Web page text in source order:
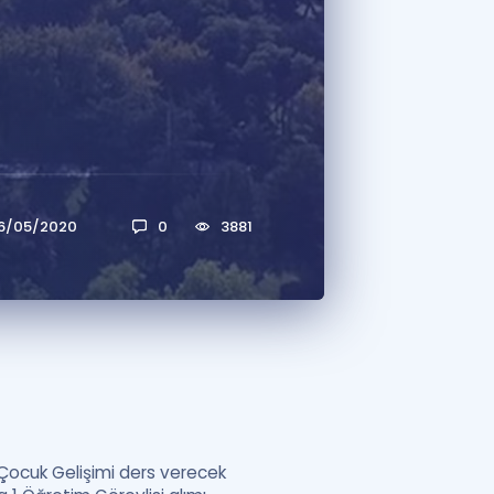
Özel Fırsatlar
İlgili Haberler
Konu Anlatımı
05/2020 0 3881
Gelişimi ders verecek